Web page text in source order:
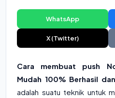
WhatsApp
X (Twitter)
Cara membuat push
Mudah 100% Berhasil
adalah suatu teknik untuk